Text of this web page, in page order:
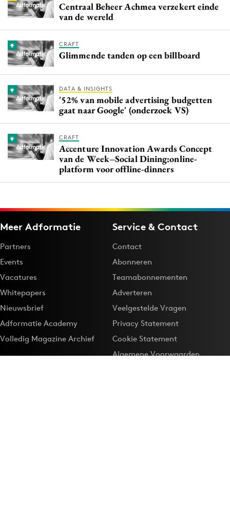
Centraal Beheer Achmea verzekert einde
van de wereld
CRAFT
Glimmende tanden op een billboard
DATA & INSIGHTS
'52% van mobile advertising budgetten
gaat naar Google' (onderzoek VS)
CRAFT
Accenture Innovation Awards Concept
van de Week–Social Dining:online-
platform voor offline-dinners
Meer Adformatie
Partners
Events
Vacatures
Whitepapers
Nieuwsbrief
Adformatie Academy
Volledig Magazine Archief
Service & Contact
Contact
Abonneren
Teamabonnementen
Adverteren
Veelgestelde Vragen
Privacy Statement
Cookie Statement
Algemene Voorwaarden